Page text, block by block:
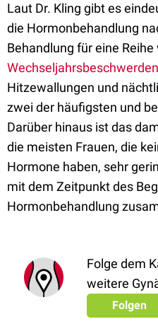
Laut Dr. Kling gibt es
die Hormonbehandlung
Behandlung für eine Reihe
Wechseljahrsbeschwerden
Hitzewallungen und
zwei der häufigsten und
Darüber hinaus ist das
die meisten Frauen, die
Hormone haben, sehr
mit dem Zeitpunkt des
Hormonbehandlung
Folge dem
weitere
Folgen